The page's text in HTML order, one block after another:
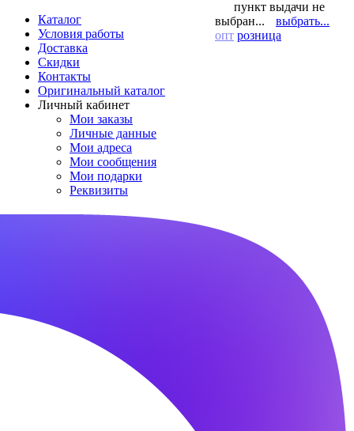
Каталог
Условия работы
Доставка
Скидки
Контакты
Оригинальный каталог
Личный кабинет
Мои заказы
Личные данные
Мои адреса
Мои сообщения
Мои подарки
Реквизиты
пункт выдачи не
выбран...
выбрать...
опт розница